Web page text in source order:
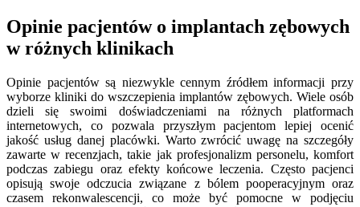
Opinie pacjentów o implantach zębowych
w różnych klinikach
Opinie pacjentów są niezwykle cennym źródłem informacji przy
wyborze kliniki do wszczepienia implantów zębowych. Wiele osób
dzieli się swoimi doświadczeniami na różnych platformach
internetowych, co pozwala przyszłym pacjentom lepiej ocenić
jakość usług danej placówki. Warto zwrócić uwagę na szczegóły
zawarte w recenzjach, takie jak profesjonalizm personelu, komfort
podczas zabiegu oraz efekty końcowe leczenia. Często pacjenci
opisują swoje odczucia związane z bólem pooperacyjnym oraz
czasem rekonwalescencji, co może być pomocne w podjęciu